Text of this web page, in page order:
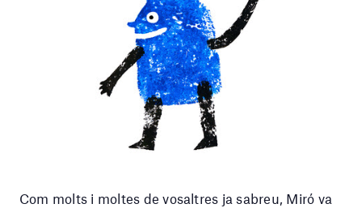
Com molts i moltes de vosaltres ja sabreu, Miró va